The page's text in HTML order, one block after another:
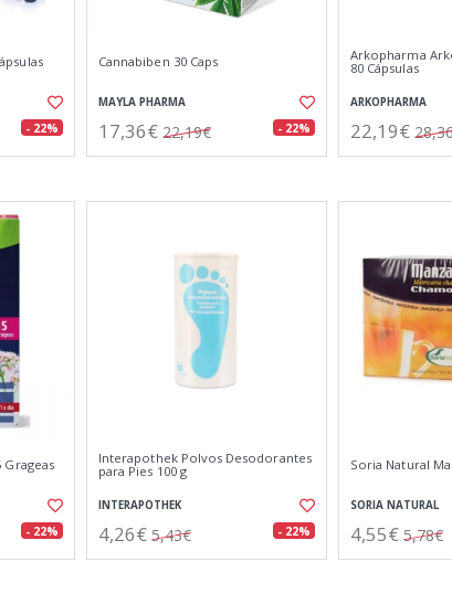
- 22%
Cannabiben 30 Caps
MAYLA PHARMA
17,36€ 22,19€ - 22%
Arkopharma
80 Cápsulas
ARKOPHARMA
22,19€
Grageas
- 22%
Interapothek Polvos Desodorantes
para Pies 100 g
INTERAPOTHEK
4,26€ 5,43€ - 22%
Soria Natural
SORIA NATURAL
4,55€ 5,78€